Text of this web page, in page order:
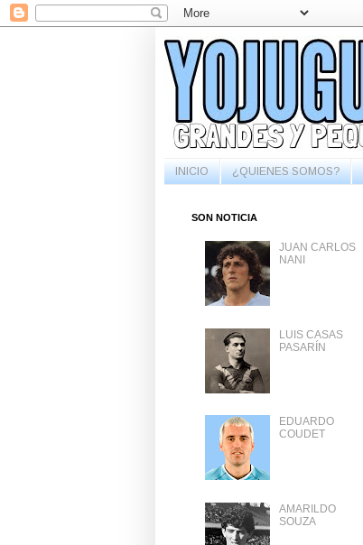
INICIO ¿QUIENES SOMOS?
SON NOTICIA
JUAN CARLOS
NANI
LUIS CASAS
PASARÍN
EDUARDO
COUDET
AMARILDO
SOUZA